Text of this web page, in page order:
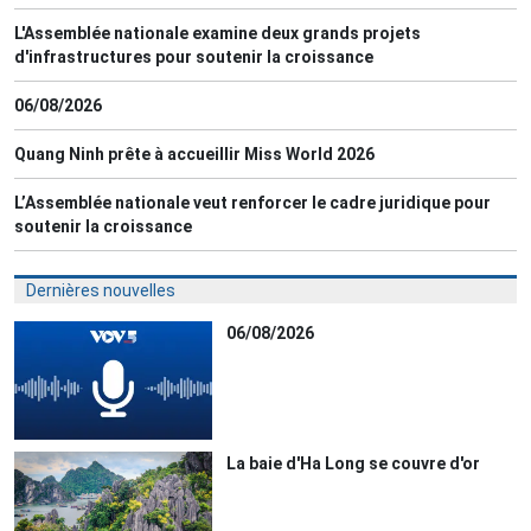
L'Assemblée nationale examine deux grands projets
d'infrastructures pour soutenir la croissance
06/08/2026
Quang Ninh prête à accueillir Miss World 2026
L’Assemblée nationale veut renforcer le cadre juridique pour
soutenir la croissance
Dernières nouvelles
06/08/2026
La baie d'Ha Long se couvre d'or